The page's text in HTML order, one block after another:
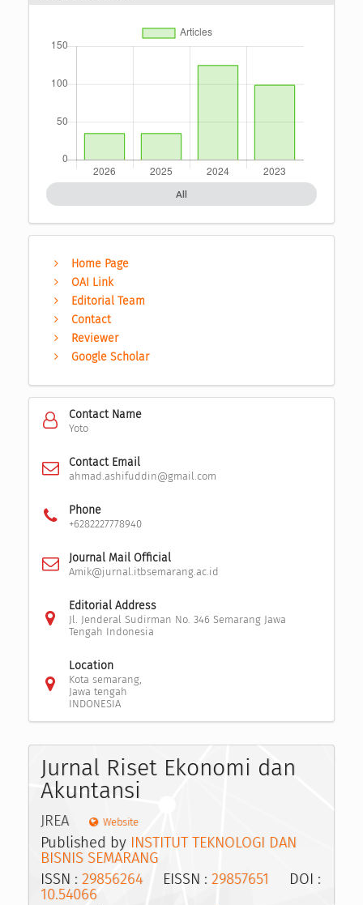
All
Home Page
OAI Link
Editorial Team
Contact
Reviewer
Google Scholar
Contact Name
Yoto
Contact Email
ahmad.ashifuddin@gmail.com
Phone
+6282227778940
Journal Mail Official
Amik@jurnal.itbsemarang.ac.id
Editorial Address
Jl. Jenderal Sudirman No. 346 Semarang Jawa
Tengah Indonesia
Location
Kota semarang,
Jawa tengah
INDONESIA
Jurnal Riset Ekonomi dan
Akuntansi
JREA Website
Published by INSTITUT TEKNOLOGI DAN
BISNIS SEMARANG
ISSN : 29856264EISSN : 29857651 DOI :
10.54066